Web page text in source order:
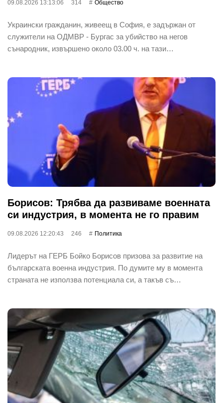
09.08.2026 13:13:06 314 Общество
Украински гражданин, живеещ в София, е задържан от
служители на ОДМВР - Бургас за убийство на негов
сънародник, извършено около 03.00 ч. на тази…
Борисов: Трябва да развиваме военната
си индустрия, в момента не го правим
09.08.2026 12:20:43 246 Политика
Лидерът на ГЕРБ Бойко Борисов призова за развитие на
българската военна индустрия. По думите му в момента
страната не използва потенциала си, а такъв съ…